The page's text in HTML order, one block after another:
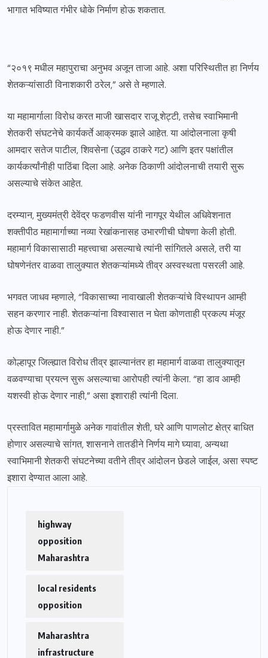
भागात भविष्यात गंभीर धोके निर्माण होऊ शकतात.
“२०१९ मधील महापुराचा अनुभव अजून ताजा आहे. अशा परिस्थितीत हा निर्णय
शेतकऱ्यांसाठी विनाशकारी ठरेल,” असे ते म्हणाले.
या महामार्गाला विरोध करत माजी खासदार राजू शेट्टी, तसेच स्वाभिमानी
शेतकरी संघटनेचे कार्यकर्ते आक्रमक झाले आहेत. या आंदोलनाला कृषी
आमदार सतेज पाटील, शिवसेना (उद्धव ठाकरे गट) आणि इतर पक्षांतील
कार्यकर्त्यांनीही पाठिंबा दिला आहे. अनेक ठिकाणी आंदोलनाची तयारी सुरू
असल्याचे संकेत आहेत.
दरम्यान, मुख्यमंत्री देवेंद्र फडणवीस यांनी नागपूर येथील अधिवेशनात
शक्तीपीठ महामार्गाच्या नव्या रेखांकनासह उभारणीची घोषणा केली होती.
महामार्ग विकासासाठी महत्त्वाचा असल्याचे त्यांनी सांगितले असले, तरी या
घोषणेनंतर वाळवा तालुक्यात शेतकऱ्यांमध्ये तीव्र अस्वस्थता पसरली आहे.
भगवत जाधव म्हणाले, “विकासाच्या नावाखाली शेतकऱ्यांचे विस्थापन आम्ही
सहन करणार नाही. शेतकऱ्यांना विश्वासात न घेता कोणताही प्रकल्प मंजूर
होऊ देणार नाही.”
कोल्हापूर जिल्ह्यात विरोध तीव्र झाल्यानंतर हा महामार्ग वाळवा तालुक्यातून
वळवण्याचा प्रयत्न सुरू असल्याचा आरोपही त्यांनी केला. “हा डाव आम्ही
यशस्वी होऊ देणार नाही,” असा इशाराही त्यांनी दिला.
प्रस्तावित महामार्गामुळे अनेक गावांतील शेती, घरे आणि पाणलोट क्षेत्र बाधित
होणार असल्याचे सांगत, शासनाने तातडीने निर्णय मागे घ्यावा, अन्यथा
स्वाभिमानी शेतकरी संघटनेच्या वतीने तीव्र आंदोलन छेडले जाईल, असा स्पष्ट
इशारा देण्यात आला आहे.
highway
opposition
Maharashtra
local residents
opposition
Maharashtra
infrastructure